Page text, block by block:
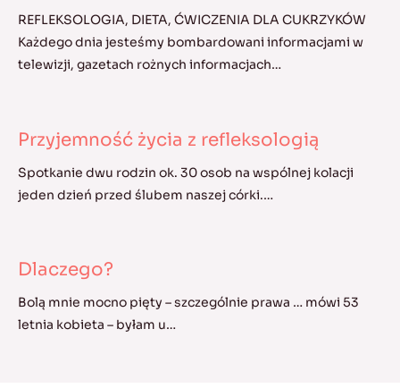
REFLEKSOLOGIA, DIETA, ĆWICZENIA DLA CUKRZYKÓW
Każdego dnia jesteśmy bombardowani informacjami w
telewizji, gazetach rożnych informacjach…
Przyjemność życia z refleksologią
Spotkanie dwu rodzin ok. 30 osob na wspólnej kolacji
jeden dzień przed ślubem naszej córki.…
Dlaczego?
Bolą mnie mocno pięty – szczególnie prawa … mówi 53
letnia kobieta – byłam u…